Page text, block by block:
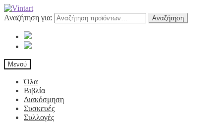
Αναζήτηση για: Αναζήτηση
Μενού
Όλα
Βιβλία
Διακόσμηση
Συσκευές
Συλλογές